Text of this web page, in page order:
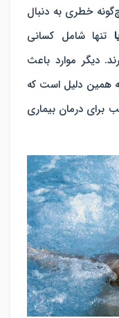
خطری به دنبال
تنها شامل کسانی
دیگر موارد باعث
همین دلیل است که
برای درمان بیماری